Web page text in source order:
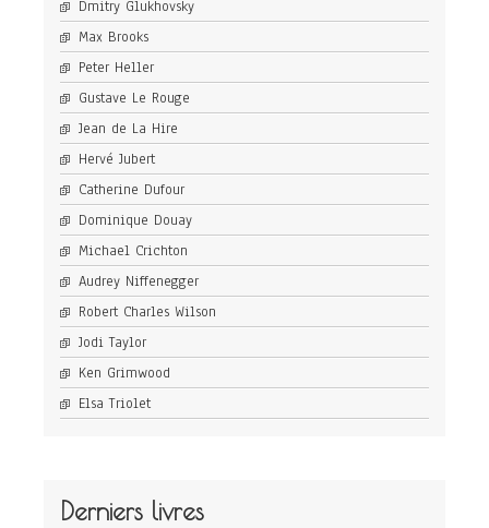
Dmitry Glukhovsky
Max Brooks
Peter Heller
Gustave Le Rouge
Jean de La Hire
Hervé Jubert
Catherine Dufour
Dominique Douay
Michael Crichton
Audrey Niffenegger
Robert Charles Wilson
Jodi Taylor
Ken Grimwood
Elsa Triolet
Derniers livres